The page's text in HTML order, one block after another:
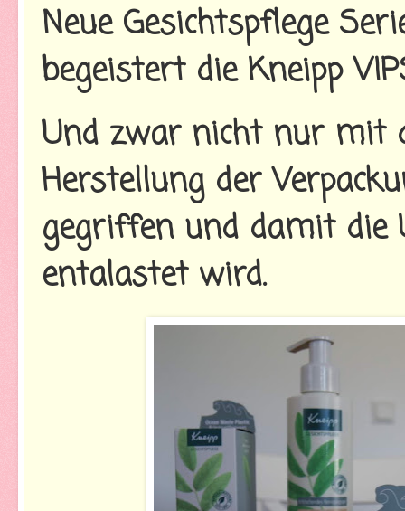
Neue Gesichtspflege
begeistert die Kneipp
Und zwar nicht nur mit
Herstellung der
gegriffen und damit die
entalastet wird.